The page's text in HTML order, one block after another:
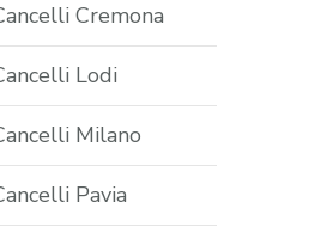
Cremona
Lodi
Milano
Pavia